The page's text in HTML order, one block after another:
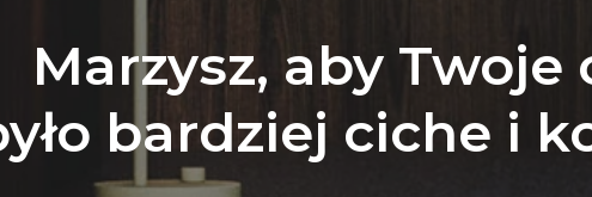
Marzysz, aby Twoje
bardziej ciche i